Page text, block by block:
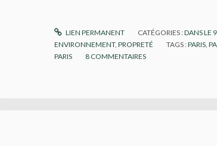
LIEN PERMANENT CATÉGORIES :DANS LE
ENVIRONNEMENT, PROPRETÉ TAGS :PARIS,
PARIS
8 COMMENTAIRES